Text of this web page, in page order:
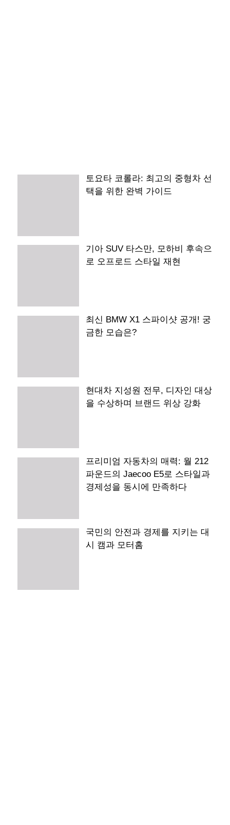
토요타 코롤라: 최고의 중형차 선
택을 위한 완벽 가이드
기아 SUV 타스만, 모하비 후속으
로 오프로드 스타일 재현
최신 BMW X1 스파이샷 공개! 궁
금한 모습은?
현대차 지성원 전무, 디자인 대상
을 수상하며 브랜드 위상 강화
프리미엄 자동차의 매력: 월 212
파운드의 Jaecoo E5로 스타일과
경제성을 동시에 만족하다
국민의 안전과 경제를 지키는 대
시 캠과 모터홈